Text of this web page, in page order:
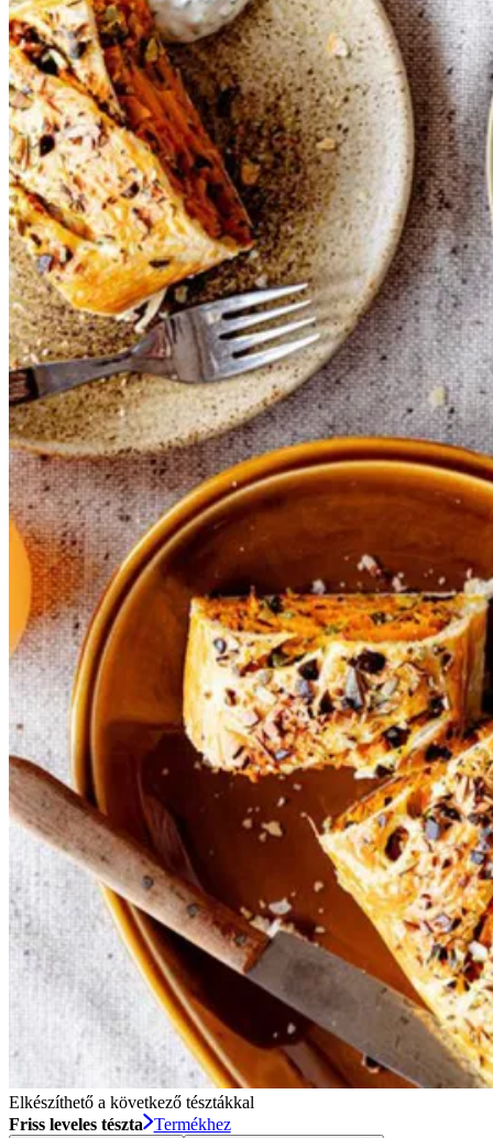
Elkészíthető a következő tésztákkal
Friss leveles tészta
Termékhez